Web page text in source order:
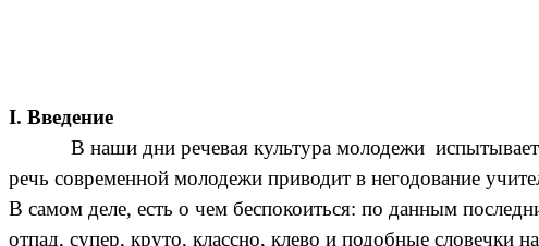
I. Введение
В наши дни речевая культура молодежи
речь современной молодежи приводит в негодование
В самом деле, есть о чем беспокоиться: по данным
отпад, супер, круто, классно, клево и подобные словечки